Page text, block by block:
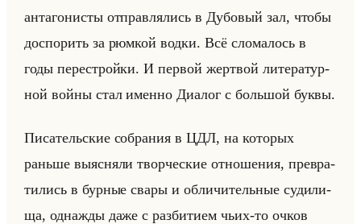
ан­та­го­ни­сты от­прав­ля­лись в Ду­бо­вый зал, чтобы
до­спо­рить за рюм­кой водки. Всё сло­ма­лось в
годы пе­ре­стройки. И пер­вой жерт­вой ли­те­ра­тур­
ной войны стал имен­но Диа­лог с большой буквы.
Пи­са­тельские со­бра­ния в ЦДЛ, на ко­то­рых
раньше вы­яс­ня­ли твор­че­ские от­но­ше­ния, пре­вра­
ти­лись в бур­ные свары и об­ли­чи­тельные су­ди­ли­
ща, од­наж­ды даже с раз­би­ти­ем чьих-то очков